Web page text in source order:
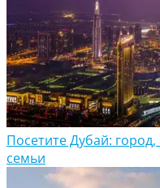
Посетите Дубай:
семьи